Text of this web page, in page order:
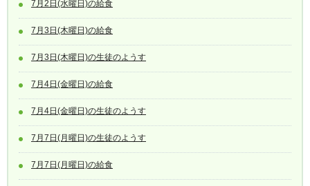
7月2日(水曜日)の給食
7月3日(木曜日)の給食
7月3日(木曜日)の生徒のようす
7月4日(金曜日)の給食
7月4日(金曜日)の生徒のようす
7月7日(月曜日)の生徒のようす
7月7日(月曜日)の給食